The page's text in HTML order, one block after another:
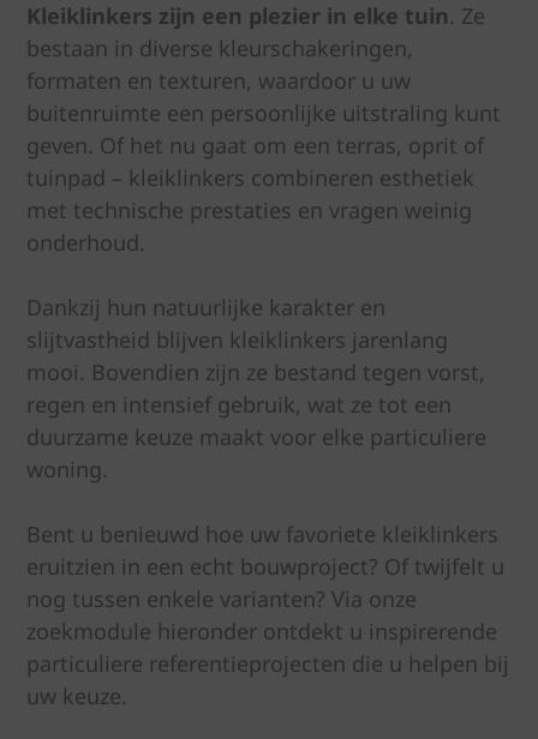
Kleiklinkers zijn een plezier in elke tuin. Ze
bestaan in diverse kleurschakeringen,
formaten en texturen, waardoor u uw
buitenruimte een persoonlijke uitstraling kunt
geven. Of het nu gaat om een terras, oprit of
tuinpad – kleiklinkers combineren esthetiek
met technische prestaties en vragen weinig
onderhoud.
Dankzij hun natuurlijke karakter en
slijtvastheid blijven kleiklinkers jarenlang
mooi. Bovendien zijn ze bestand tegen vorst,
regen en intensief gebruik, wat ze tot een
duurzame keuze maakt voor elke particuliere
woning.
Bent u benieuwd hoe uw favoriete kleiklinkers
eruitzien in een echt bouwproject? Of twijfelt u
nog tussen enkele varianten? Via onze
zoekmodule hieronder ontdekt u inspirerende
particuliere referentieprojecten die u helpen bij
uw keuze.